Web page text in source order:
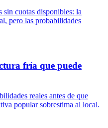
cuotas disponibles: la
pero las probabilidades
fría que puede
reales antes de que
popular sobrestima al local.